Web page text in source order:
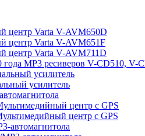
центр Varta V-AVM650D
центр Varta V-AVM651F
центр Varta V-AVM711D
MP3 ресиверов V-CD510, V-
усилитель
усилитель
центр с GPS
центр с GPS
автомагнитола